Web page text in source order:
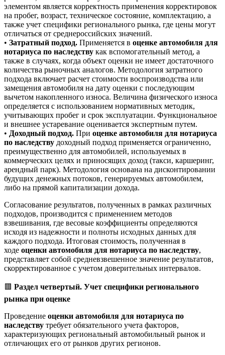
элементом является корректность применения корректировок
на пробег, возраст, техническое состояние, комплектацию, а
также учет специфики регионального рынка, где цены могут
отличаться от среднероссийских значений.
• Затратный подход. Применяется в оценке автомобиля для
нотариуса по наследству как вспомогательный метод, а
также в случаях, когда объект оценки не имеет достаточного
количества рыночных аналогов. Методология затратного
подхода включает расчет стоимости воспроизводства или
замещения автомобиля на дату оценки с последующим
вычетом накопленного износа. Величина физического износа
определяется с использованием нормативных методик,
учитывающих пробег и срок эксплуатации. Функциональное
и внешнее устаревание оценивается экспертным путем.
• Доходный подход. При оценке автомобиля для нотариуса
по наследству доходный подход применяется ограниченно,
преимущественно для автомобилей, используемых в
коммерческих целях и приносящих доход (такси, каршеринг,
арендный парк). Методология основана на дисконтировании
будущих денежных потоков, генерируемых автомобилем,
либо на прямой капитализации дохода.
Согласование результатов, полученных в рамках различных
подходов, производится с применением методов
взвешивания, где весовые коэффициенты определяются
исходя из надежности и полноты исходных данных для
каждого подхода. Итоговая стоимость, полученная в
ходе оценки автомобиля для нотариуса по наследству,
представляет собой средневзвешенное значение результатов,
скорректированное с учетом доверительных интервалов.
🟥 Раздел четвертый. Учет специфики регионального
рынка при оценке
Проведение оценки автомобиля для нотариуса по
наследству требует обязательного учета факторов,
характеризующих региональный автомобильный рынок и
отличающих его от рынков других регионов.